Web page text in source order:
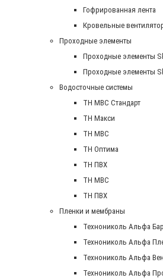
Гофрированная лента
Кровельные
Проходные элементы
Проходные элементы
Проходные элементы
Водосточные системы
TH MBC Стандарт
TH Макси
TH МВС
TH Оптима
TH ПВХ
ТН МВС
ТН ПВХ
Пленки и мембраны
Технониколь Альфа
Технониколь Альфа
Технониколь Альфа
Технониколь Альфа